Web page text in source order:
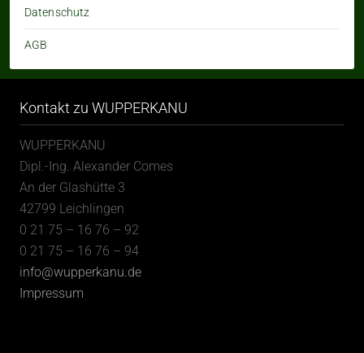
Datenschutz
AGB
Kontakt zu WUPPERKANU
WUPPERKANU
Dipl.-Ing. Alexander Comes
An der Glashütte 3
42799 Leichlingen
0 21 75 – 16 76 – 92
0 21 75 – 16 76 – 94
info@wupperkanu.de
Impressum